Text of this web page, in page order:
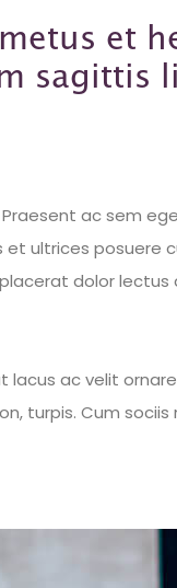
et
sagittis
ac sem
ultrices posuere
dolor lectus
ac velit
turpis. Cum